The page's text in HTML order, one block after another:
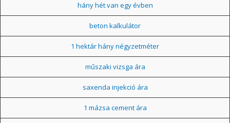
hány hét van egy évben
beton kalkulátor
1 hektár hány négyzetméter
műszaki vizsga ára
saxenda injekció ára
1 mázsa cement ára